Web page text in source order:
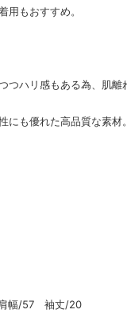
用もおすすめ。
つハリ感もある為、肌離
にも優れた高品質な素材。
幅/57 袖丈/20